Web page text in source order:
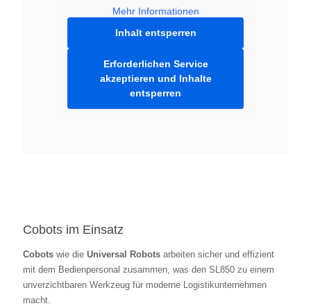
Mehr Informationen
Inhalt entsperren
Erforderlichen Service
akzeptieren und Inhalte
entsperren
Cobots im Einsatz
Cobots wie die Universal Robots arbeiten sicher und effizient
mit dem Bedienpersonal zusammen, was den SL850 zu einem
unverzichtbaren Werkzeug für moderne Logistikunternehmen
macht.